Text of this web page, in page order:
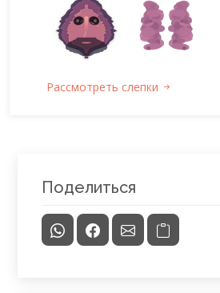
Рассмотреть слепки
Поделиться